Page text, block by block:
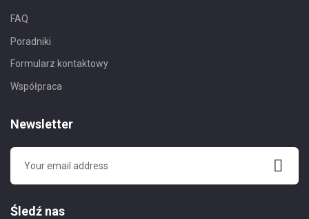
FAQ
Poradniki
Formularz kontaktowy
Współpraca
Newsletter
Śledź nas